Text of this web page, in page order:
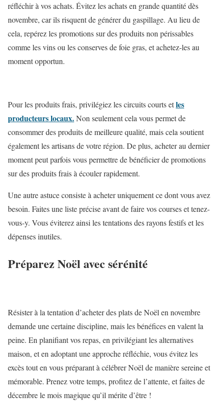
réfléchir à vos achats. Évitez les achats en grande quantité dès
novembre, car ils risquent de générer du gaspillage. Au lieu de
cela, repérez les promotions sur des produits non périssables
comme les vins ou les conserves de foie gras, et achetez-les au
moment opportun.
Pour les produits frais, privilégiez les circuits courts etles
producteurs locaux.Non seulement cela vous permet de
consommer des produits de meilleure qualité, mais cela soutient
également les artisans de votre région. De plus, acheter au dernier
moment peut parfois vous permettre de bénéficier de promotions
sur des produits frais à écouler rapidement.
Une autre astuce consiste à acheter uniquement ce dont vous avez
besoin. Faites une liste précise avant de faire vos courses et tenez-
vous-y. Vous éviterez ainsi les tentations des rayons festifs et les
dépenses inutiles.
Préparez Noël avec sérénité
Résister à la tentation d’acheter des plats de Noël en novembre
demande une certaine discipline, mais les bénéfices en valent la
peine. En planifiant vos repas, en privilégiant les alternatives
maison, et en adoptant une approche réfléchie, vous évitez les
excès tout en vous préparant à célébrer Noël de manière sereine et
mémorable. Prenez votre temps, profitez de l’attente, et faites de
décembre le mois magique qu’il mérite d’être !